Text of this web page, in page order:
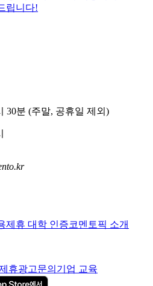
립니다!
30분 (주말, 공휴일 제외)
제휴 대학 인증코멘토픽 소개
휴광고문의 기업 교육